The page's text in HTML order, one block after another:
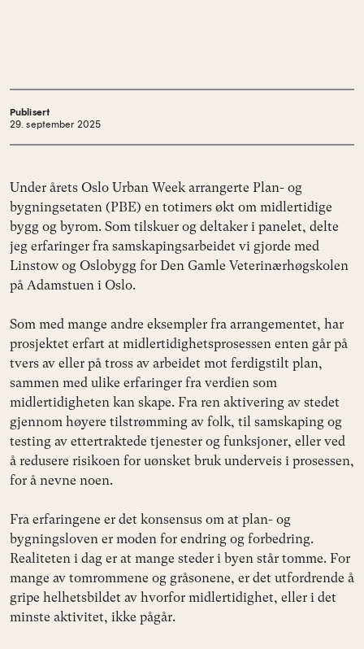
Publisert
29. september 2025
Under årets Oslo Urban Week arrangerte Plan- og
bygningsetaten (PBE) en totimers økt om midlertidige
bygg og byrom. Som tilskuer og deltaker i panelet, delte
jeg erfaringer fra samskapingsarbeidet vi gjorde med
Linstow og Oslobygg for Den Gamle Veterinærhøgskolen
på Adamstuen i Oslo.
Som med mange andre eksempler fra arrangementet, har
prosjektet erfart at midlertidighetsprosessen enten går på
tvers av eller på tross av arbeidet mot ferdigstilt plan,
sammen med ulike erfaringer fra verdien som
midlertidigheten kan skape. Fra ren aktivering av stedet
gjennom høyere tilstrømming av folk, til samskaping og
testing av ettertraktede tjenester og funksjoner, eller ved
å redusere risikoen for uønsket bruk underveis i prosessen,
for å nevne noen.
Fra erfaringene er det konsensus om at plan- og
bygningsloven er moden for endring og forbedring.
Realiteten i dag er at mange steder i byen står tomme. For
mange av tomrommene og gråsonene, er det utfordrende å
gripe helhetsbildet av hvorfor midlertidighet, eller i det
minste aktivitet, ikke pågår.